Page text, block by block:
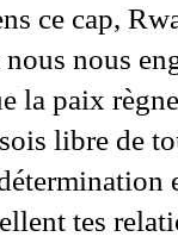
ce cap,
nous
la paix
libre de
tes